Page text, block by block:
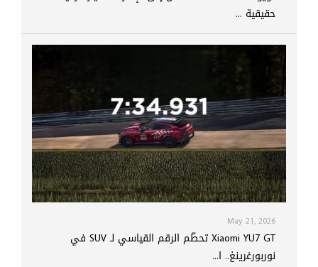
حقيقية ...
May 21, 2026
Xiaomi YU7 GT تحطّم الرقم القياسي لـ SUV في
نوربورغرينغ.. ا...